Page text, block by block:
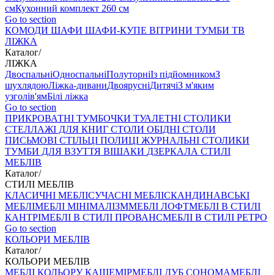
смКухонний комплект 260 см
Go to section
КОМОДИ ШАФИ ШАФИ-КУПЕ ВІТРИНИ ТУМБИ ТВ
ЛІЖКА
Каталог/
ЛІЖКА
ДвоспальніОдноспальніПолуторніІз підйомникомЗ
шухлядоюЛіжка-диваниДвоярусніДитячіЗ м'яким
узголів'ямБілі ліжка
Go to section
ПРИКРОВАТНІ ТУМБОЧКИ ТУАЛЕТНІ СТОЛИКИ
СТЕЛЛАЖІ ДЛЯ КНИГ СТОЛИ ОБІДНІ СТОЛИ
ПИСЬМОВІ СТІЛЬЦI ПОЛИЦІ ЖУРНАЛЬНІ СТОЛИКИ
ТУМБИ ДЛЯ ВЗУТТЯ ВІШАКИ ДЗЕРКАЛА СТИЛІ
МЕБЛІВ
Каталог/
СТИЛІ МЕБЛІВ
КЛАСИЧНІ МЕБЛІСУЧАСНІ МЕБЛІСКАНДИНАВСЬКІ
МЕБЛІМЕБЛІ МІНІМАЛІЗММЕБЛІ ЛОФТМЕБЛІ В СТИЛІ
КАНТРІМЕБЛІ В СТИЛІ ПРОВАНСМЕБЛІ В СТИЛІ РЕТРО
Go to section
КОЛЬОРИ МЕБЛІВ
Каталог/
КОЛЬОРИ МЕБЛІВ
МЕБЛІ КОЛЬОРУ КАШЕМІРМЕБЛІ ДУБ СОНОМАМЕБЛІ